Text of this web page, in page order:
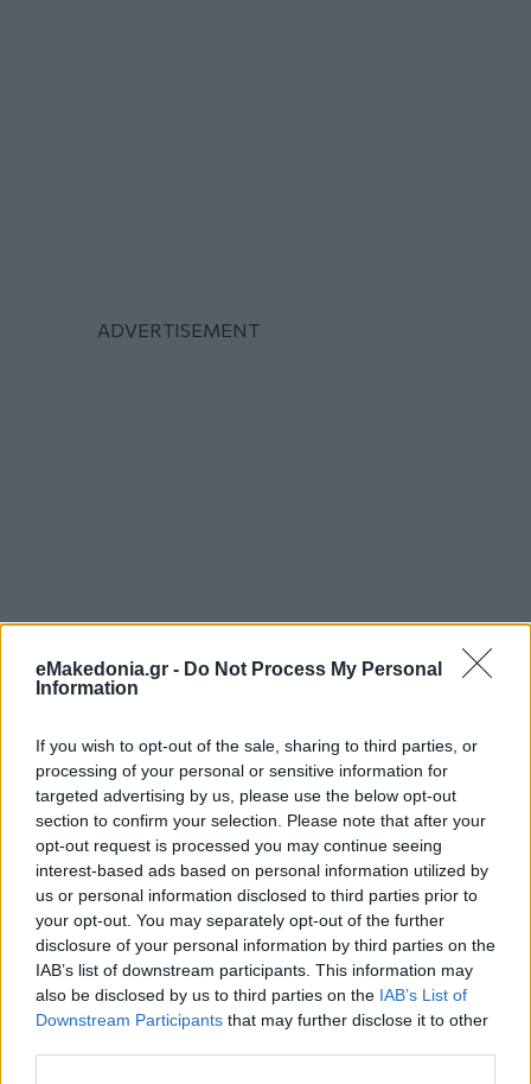
eMakedonia.gr - Do Not Process My Personal
Information
If you wish to opt-out of the sale, sharing to third parties, or
processing of your personal or sensitive information for
targeted advertising by us, please use the below opt-out
section to confirm your selection. Please note that after your
opt-out request is processed you may continue seeing
interest-based ads based on personal information utilized by
us or personal information disclosed to third parties prior to
your opt-out. You may separately opt-out of the further
disclosure of your personal information by third parties on the
IAB’s list of downstream participants. This information may
also be disclosed by us to third parties on the IAB’s List of
Downstream Participants that may further disclose it to other